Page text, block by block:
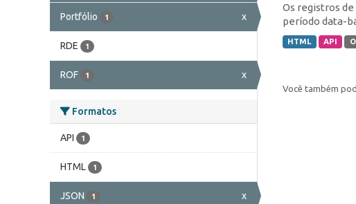
Portfólio 1 x
RDE 1
ROF 1 x
Formatos
API 1
HTML 1
JSON 1 x
Os registros
período data-
HTML API
Você também